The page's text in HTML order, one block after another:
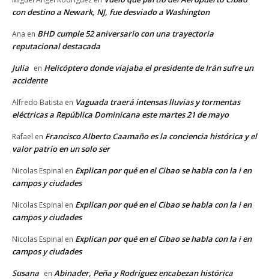
con destino a Newark, NJ, fue desviado a Washington
Ana en BHD cumple 52 aniversario con una trayectoria
reputacional destacada
Julia en Helicóptero donde viajaba el presidente de Irán sufre un
accidente
Alfredo Batista en Vaguada traerá intensas lluvias y tormentas
eléctricas a República Dominicana este martes 21 de mayo
Rafael en Francisco Alberto Caamaño es la conciencia histórica y el
valor patrio en un solo ser
Nicolas Espinal en Explican por qué en el Cibao se habla con la i en
campos y ciudades
Nicolas Espinal en Explican por qué en el Cibao se habla con la i en
campos y ciudades
Nicolas Espinal en Explican por qué en el Cibao se habla con la i en
campos y ciudades
Susana en Abinader, Peña y Rodríguez encabezan histórica